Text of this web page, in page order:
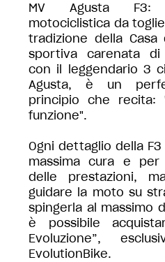
MV Agusta F3:
motociclistica da
tradizione della Casa
sportiva carenata di
con il leggendario 3
Agusta, è un
principio che recita:
funzione".
Ogni dettaglio della
massima cura e
delle prestazioni,
guidare la moto su
spingerla al massimo
è possibile
Evoluzione”,
EvolutionBike.